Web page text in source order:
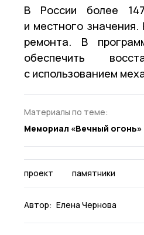
В России более
и местного
ремонта. В
обеспечить
с использованием
Материалы по теме:
Мемориал «Вечный
проект памятники
Автор: Елена Чернова